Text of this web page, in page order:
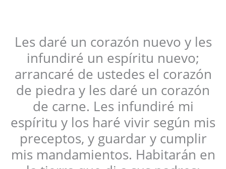
Les daré un corazón nuevo y les
infundiré un espíritu nuevo;
arrancaré de ustedes el corazón
de piedra y les daré un corazón
de carne. Les infundiré mi
espíritu y los haré vivir según mis
preceptos, y guardar y cumplir
mis mandamientos. Habitarán en